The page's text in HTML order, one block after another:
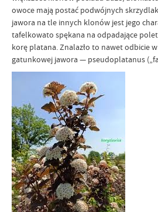
owoce mają postać podwójnych
jawora na tle innych klonów jest jego
tafelkowato spękana na odpadające
korę platana. Znalazło to nawet odbicie
gatunkowej jawora — pseudoplatanus